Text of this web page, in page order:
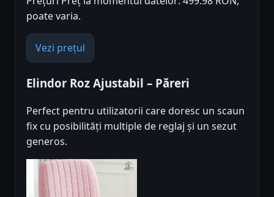
poate varia.
Vezi prețul
Elindor Roz Ajustabil – Păreri
Perfect pentru utilizatorii care doresc un scaun
fix cu posibilități multiple de reglaj și un sezut
generos.